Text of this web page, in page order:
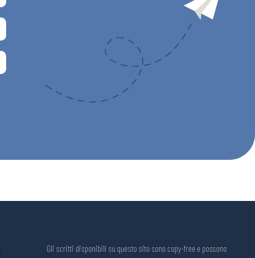
Gli scritti disponibili su questo sito sono copy-free e possono